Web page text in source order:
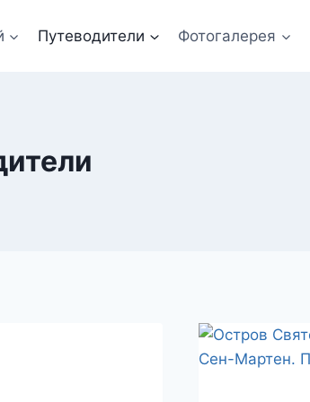
Путеводители Фотогалерея